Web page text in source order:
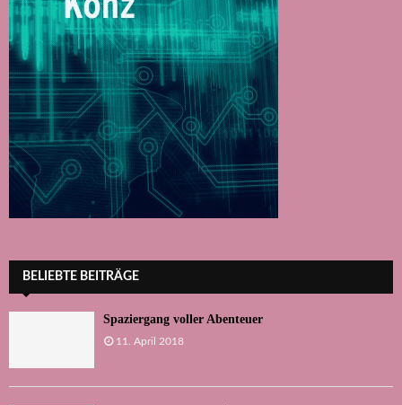
BELIEBTE BEITRÄGE
Spaziergang voller Abenteuer
11. April 2018